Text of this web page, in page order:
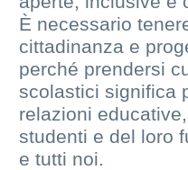
È necessario
cittadinanza e
perché prendersi
scolastici significa
relazioni
studenti e del loro
e tutti noi.